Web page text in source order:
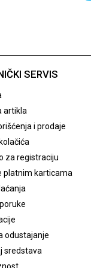
SERVIS
artikla
i prodaje
za registraciju
platnim karticama
odustajanje
sredstava